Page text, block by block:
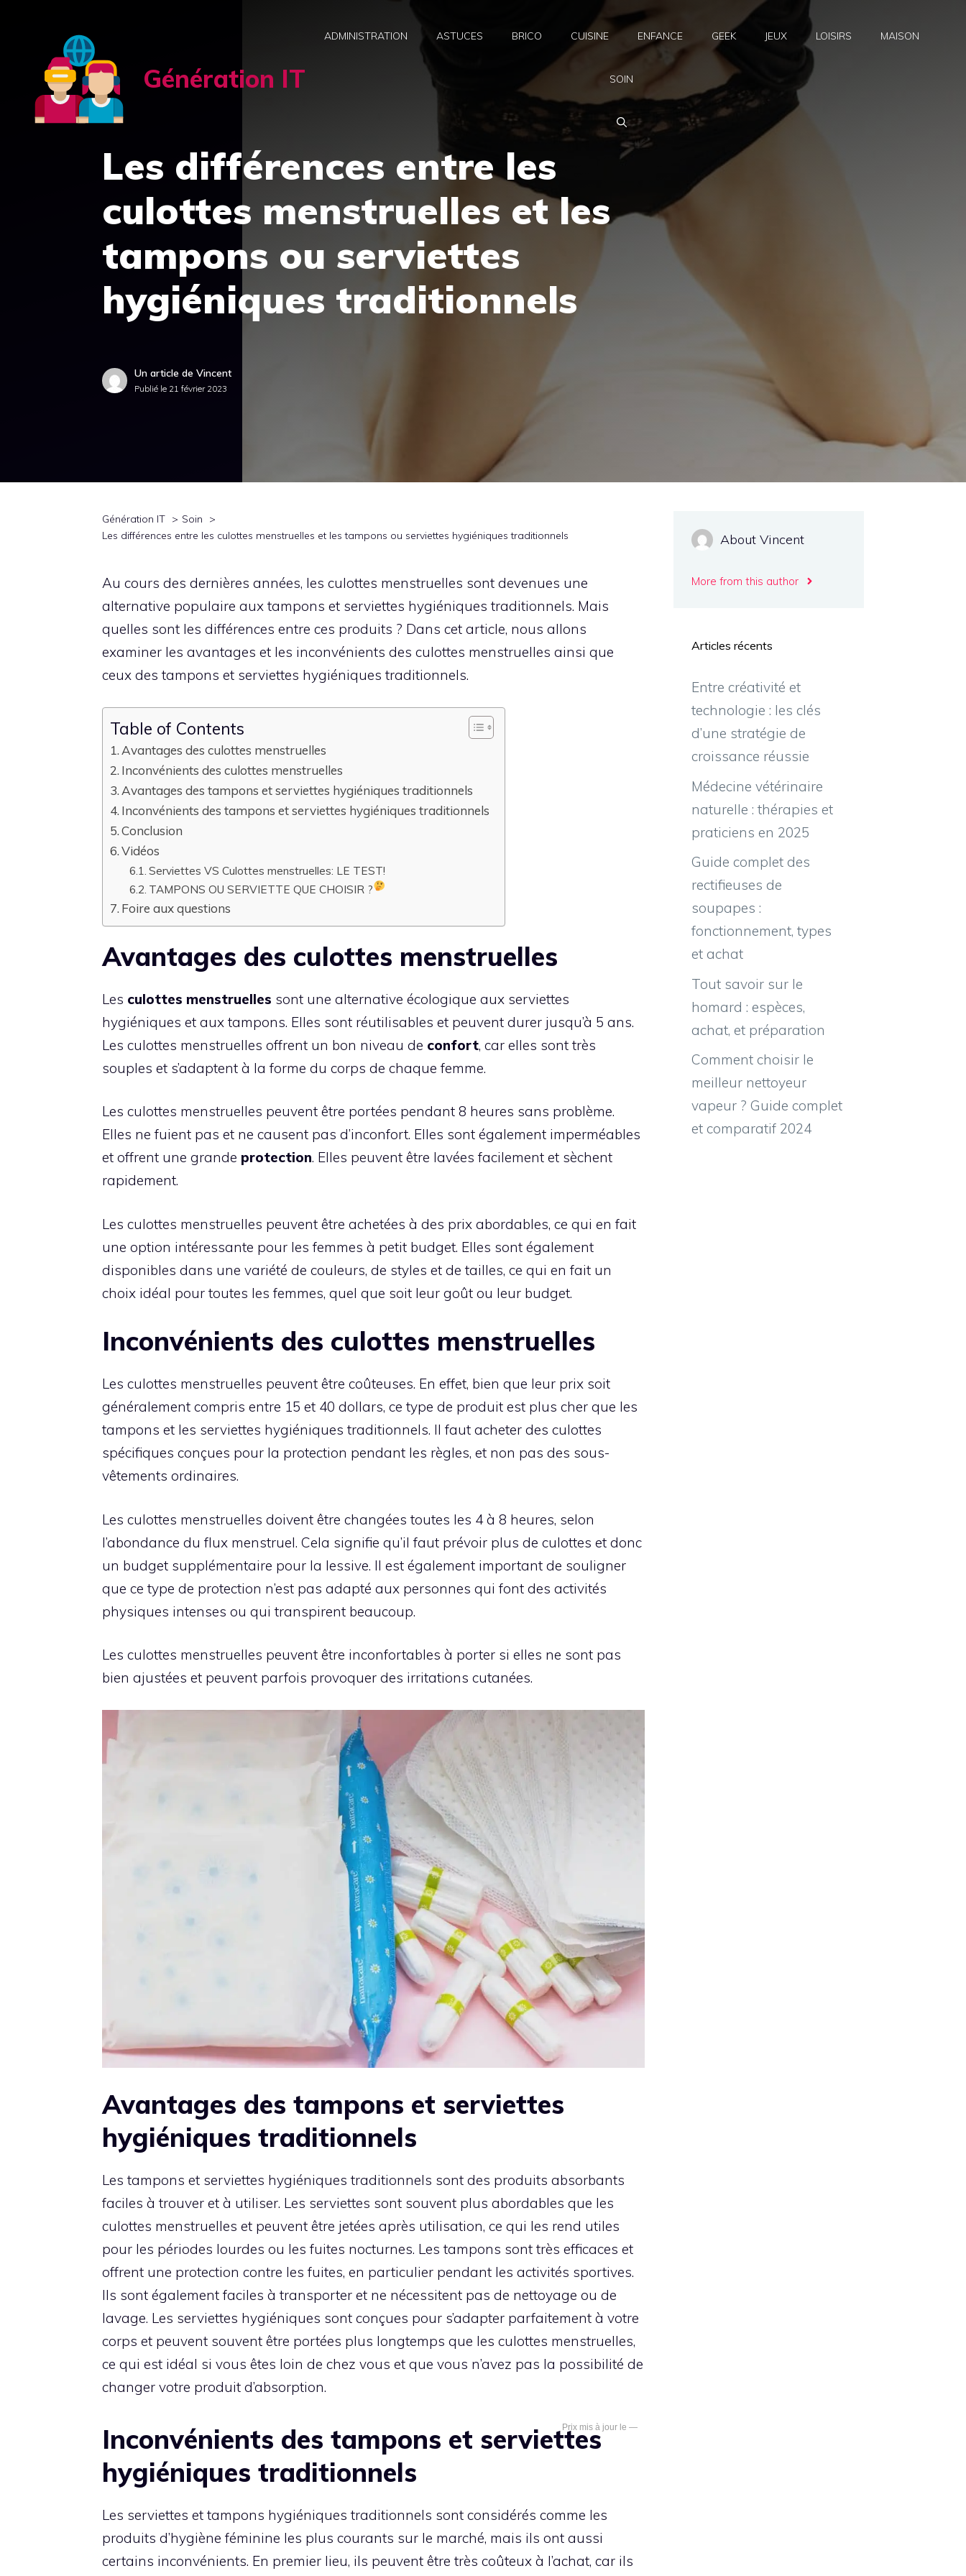
Génération IT
ADMINISTRATION ASTUCES BRICO CUISINE ENFANCE GEEK JEUX LOISIRS MAISON
SOIN
Les différences entre les
culottes menstruelles et les
tampons ou serviettes
hygiéniques traditionnels
Un article de Vincent
Publié le 21 février 2023
Génération IT
Soin
Les différences entre les culottes menstruelles et les tampons ou serviettes hygiéniques traditionnels
Au cours des dernières années, les culottes menstruelles sont devenues une
alternative populaire aux tampons et serviettes hygiéniques traditionnels. Mais
quelles sont les différences entre ces produits ? Dans cet article, nous allons
examiner les avantages et les inconvénients des culottes menstruelles ainsi que
ceux des tampons et serviettes hygiéniques traditionnels.
Table of Contents
Avantages des culottes menstruelles
Inconvénients des culottes menstruelles
Avantages des tampons et serviettes hygiéniques traditionnels
Inconvénients des tampons et serviettes hygiéniques traditionnels
Conclusion
Vidéos
Serviettes VS Culottes menstruelles: LE TEST!
TAMPONS OU SERVIETTE QUE CHOISIR ?
Foire aux questions
Avantages des culottes menstruelles
Les culottes menstruelles sont une alternative écologique aux serviettes
hygiéniques et aux tampons. Elles sont réutilisables et peuvent durer jusqu’à 5 ans.
Les culottes menstruelles offrent un bon niveau de confort, car elles sont très
souples et s’adaptent à la forme du corps de chaque femme.
Les culottes menstruelles peuvent être portées pendant 8 heures sans problème.
Elles ne fuient pas et ne causent pas d’inconfort. Elles sont également imperméables
et offrent une grande protection. Elles peuvent être lavées facilement et sèchent
rapidement.
Les culottes menstruelles peuvent être achetées à des prix abordables, ce qui en fait
une option intéressante pour les femmes à petit budget. Elles sont également
disponibles dans une variété de couleurs, de styles et de tailles, ce qui en fait un
choix idéal pour toutes les femmes, quel que soit leur goût ou leur budget.
Inconvénients des culottes menstruelles
Les culottes menstruelles peuvent être coûteuses. En effet, bien que leur prix soit
généralement compris entre 15 et 40 dollars, ce type de produit est plus cher que les
tampons et les serviettes hygiéniques traditionnels. Il faut acheter des culottes
spécifiques conçues pour la protection pendant les règles, et non pas des sous-
vêtements ordinaires.
Les culottes menstruelles doivent être changées toutes les 4 à 8 heures, selon
l’abondance du flux menstruel. Cela signifie qu’il faut prévoir plus de culottes et donc
un budget supplémentaire pour la lessive. Il est également important de souligner
que ce type de protection n’est pas adapté aux personnes qui font des activités
physiques intenses ou qui transpirent beaucoup.
Les culottes menstruelles peuvent être inconfortables à porter si elles ne sont pas
bien ajustées et peuvent parfois provoquer des irritations cutanées.
Avantages des tampons et serviettes
hygiéniques traditionnels
Les tampons et serviettes hygiéniques traditionnels sont des produits absorbants
faciles à trouver et à utiliser. Les serviettes sont souvent plus abordables que les
culottes menstruelles et peuvent être jetées après utilisation, ce qui les rend utiles
pour les périodes lourdes ou les fuites nocturnes. Les tampons sont très efficaces et
offrent une protection contre les fuites, en particulier pendant les activités sportives.
Ils sont également faciles à transporter et ne nécessitent pas de nettoyage ou de
lavage. Les serviettes hygiéniques sont conçues pour s’adapter parfaitement à votre
corps et peuvent souvent être portées plus longtemps que les culottes menstruelles,
ce qui est idéal si vous êtes loin de chez vous et que vous n’avez pas la possibilité de
changer votre produit d’absorption.
—
Inconvénients des tampons et serviettes
hygiéniques traditionnels
Les serviettes et tampons hygiéniques traditionnels sont considérés comme les
produits d’hygiène féminine les plus courants sur le marché, mais ils ont aussi
certains inconvénients. En premier lieu, ils peuvent être très coûteux à l’achat, car ils
About Vincent
More from this author
Articles récents
Entre créativité et
technologie : les clés
d’une stratégie de
croissance réussie
Médecine vétérinaire
naturelle : thérapies et
praticiens en 2025
Guide complet des
rectifieuses de
soupapes :
fonctionnement, types
et achat
Tout savoir sur le
homard : espèces,
achat, et préparation
Comment choisir le
meilleur nettoyeur
vapeur ? Guide complet
et comparatif 2024